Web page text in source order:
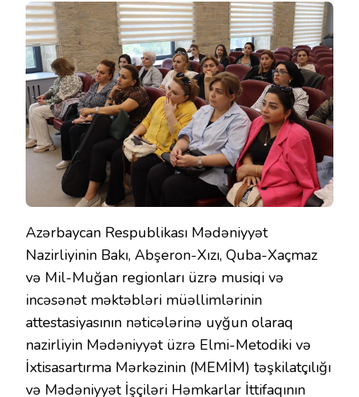
Azərbaycan Respublikası Mədəniyyət
Nazirliyinin Bakı, Abşeron-Xızı, Quba-Xaçmaz
və Mil-Muğan regionları üzrə musiqi və
incəsənət məktəbləri müəllimlərinin
attestasiyasının nəticələrinə uyğun olaraq
nazirliyin Mədəniyyət üzrə Elmi-Metodiki və
İxtisasartırma Mərkəzinin (MEMİM) təşkilatçılığı
və Mədəniyyət İşçiləri Həmkarlar İttifaqının